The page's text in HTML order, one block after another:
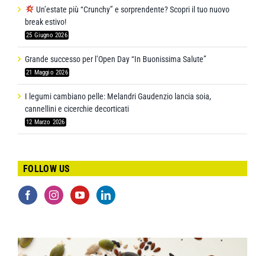
Un’estate più “Crunchy” e sorprendente? Scopri il tuo nuovo
break estivo!
25 Giugno 2026
Grande successo per l’Open Day “In Buonissima Salute”
21 Maggio 2026
I legumi cambiano pelle: Melandri Gaudenzio lancia soia,
cannellini e cicerchie decorticati
12 Marzo 2026
FOLLOW US